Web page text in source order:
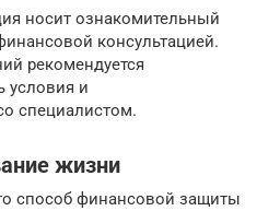
носит ознакомительный
консультацией.
рекомендуется
условия и
специалистом.
жизни
способ финансовой защиты